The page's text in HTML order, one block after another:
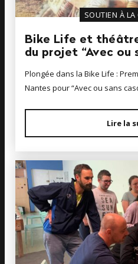
SOUTIEN À LA
Bike Life et
du projet “Avec ou
Plongée dans la Bike Life :
Nantes pour “Avec ou sans
Lire la